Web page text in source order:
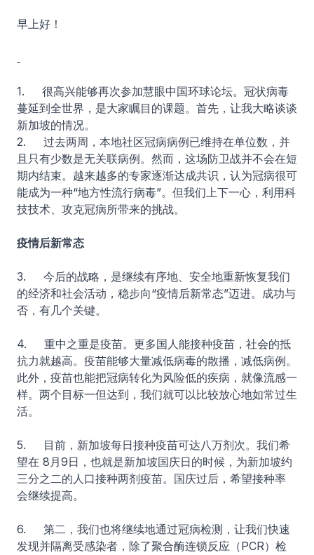
早上好！
1. 很高兴能够再次参加慧眼中国环球论坛。冠状病毒
蔓延到全世界，是大家瞩目的课题。首先，让我大略谈谈
新加坡的情况。
2. 过去两周，本地社区冠病病例已维持在单位数，并
且只有少数是无关联病例。然而，这场防卫战并不会在短
期内结束。越来越多的专家逐渐达成共识，认为冠病很可
能成为一种“地方性流行病毒”。但我们上下一心，利用科
技技术、攻克冠病所带来的挑战。
疫情后新常态
3. 今后的战略，是继续有序地、安全地重新恢复我们
的经济和社会活动，稳步向“疫情后新常态”迈进。成功与
否，有几个关键。
4. 重中之重是疫苗。更多国人能接种疫苗，社会的抵
抗力就越高。疫苗能够大量减低病毒的散播，减低病例。
此外，疫苗也能把冠病转化为风险低的疾病，就像流感一
样。两个目标一但达到，我们就可以比较放心地如常过生
活。
5. 目前，新加坡每日接种疫苗可达八万剂次。我们希
望在 8月9日，也就是新加坡国庆日的时候，为新加坡约
三分之二的人口接种两剂疫苗。国庆过后，希望接种率
会继续提高。
6. 第二，我们也将继续地通过冠病检测，让我们快速
发现并隔离受感染者，除了聚合酶连锁反应（PCR）检